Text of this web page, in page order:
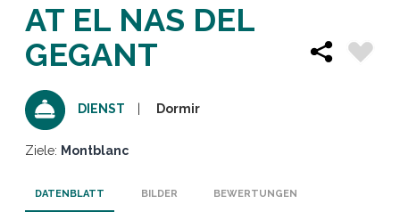
AT EL NAS DEL
GEGANT
DIENST Dormir
Ziele: Montblanc
DATENBLATT BILDER BEWERTUNGEN